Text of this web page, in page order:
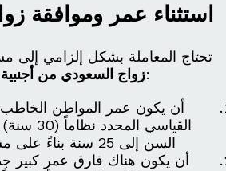
استثناء عمر وموافقة
تحتاج المعاملة بشكل إلزامي إلى
زواج السعودي من أجنبيةفي حالتين رئيسيتين:
أن يكون عمر المواطن
القياسي
السن إلى 25 سنة بناءً على مسوغات مقبولة.
أن يكون هناك فارق عمر كبير